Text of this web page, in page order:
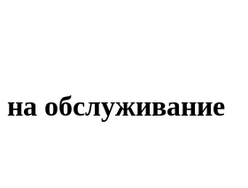
обслуживание